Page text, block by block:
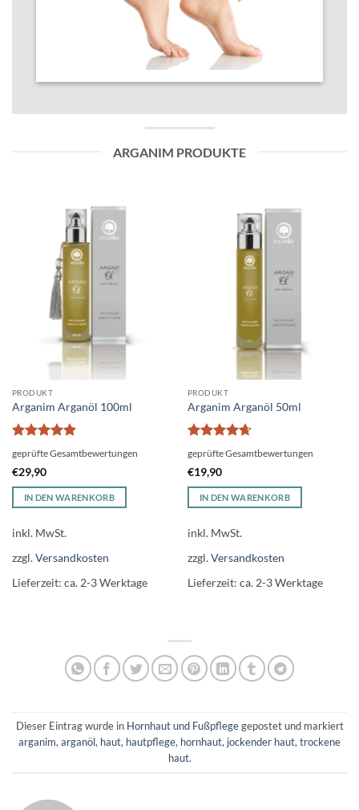
ARGANIM PRODUKTE
PRODUKT
Arganim Arganöl 100ml
Bewertet
mit
5
geprüfte Gesamtbewertungen
€29,90
IN DEN WARENKORB
inkl. MwSt.
zzgl.Versandkosten
Lieferzeit: ca. 2-3 Werktage
PRODUKT
Arganim Arganöl 50ml
Bewertet
mit
von 5
geprüfte Gesamtbewertungen
€19,90
IN DEN WARENKORB
inkl. MwSt.
zzgl.Versandkosten
Lieferzeit: ca. 2-3 Werktage
Dieser Eintrag wurde in Hornhaut und Fußpflegegepostet und markiert
arganim, arganöl, haut, hautpflege, hornhaut, jockender haut, trockene
haut.